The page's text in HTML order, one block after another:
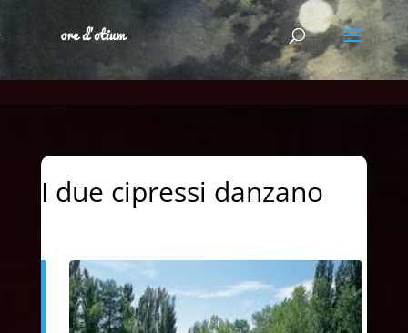
I due cipressi danzano